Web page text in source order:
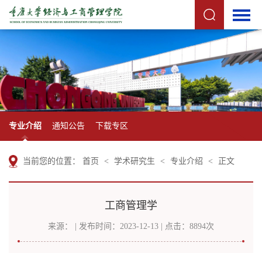
专业介绍 通知公告 下载专区
当前您的位置： 首页 < 学术研究生 < 专业介绍 < 正文
工商管理学
来源： | 发布时间：2023-12-13 | 点击： 8894次